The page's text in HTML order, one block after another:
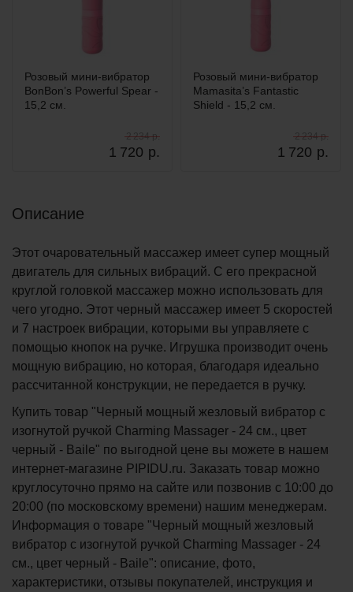
Розовый мини-вибратор
BonBon’s Powerful Spear -
15,2 см.
1 720 р.
2 234 р.
Розовый мини-вибратор
Mamasita’s Fantastic
Shield - 15,2 см.
1 720 р.
2 234 р.
Описание
Этот очаровательный массажер имеет супер мощный
двигатель для сильных вибраций. С его прекрасной
круглой головкой массажер можно использовать для
чего угодно. Этот черный массажер имеет 5 скоростей
и 7 настроек вибрации, которыми вы управляете с
помощью кнопок на ручке. Игрушка производит очень
мощную вибрацию, но которая, благодаря идеально
рассчитанной конструкции, не передается в ручку.
Купить товар "Черный мощный жезловый вибратор с
изогнутой ручкой Charming Massager - 24 см., цвет
черный - Baile" по выгодной цене вы можете в нашем
интернет-магазине PIPIDU.ru. Заказать товар можно
круглосуточно прямо на сайте или позвонив с 10:00 до
20:00 (по московскому времени) нашим менеджерам.
Информация о товаре "Черный мощный жезловый
вибратор с изогнутой ручкой Charming Massager - 24
см., цвет черный - Baile": описание, фото,
характеристики, отзывы покупателей, инструкция и